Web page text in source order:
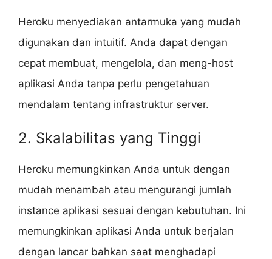
Heroku menyediakan antarmuka yang mudah
digunakan dan intuitif. Anda dapat dengan
cepat membuat, mengelola, dan meng-host
aplikasi Anda tanpa perlu pengetahuan
mendalam tentang infrastruktur server.
2. Skalabilitas yang Tinggi
Heroku memungkinkan Anda untuk dengan
mudah menambah atau mengurangi jumlah
instance aplikasi sesuai dengan kebutuhan. Ini
memungkinkan aplikasi Anda untuk berjalan
dengan lancar bahkan saat menghadapi